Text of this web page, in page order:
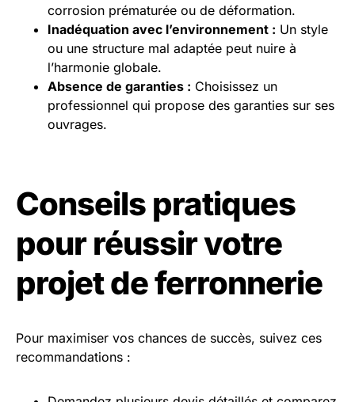
corrosion prématurée ou de déformation.
Inadéquation avec l’environnement : Un style
ou une structure mal adaptée peut nuire à
l’harmonie globale.
Absence de garanties : Choisissez un
professionnel qui propose des garanties sur ses
ouvrages.
Conseils pratiques
pour réussir votre
projet de ferronnerie
Pour maximiser vos chances de succès, suivez ces
recommandations :